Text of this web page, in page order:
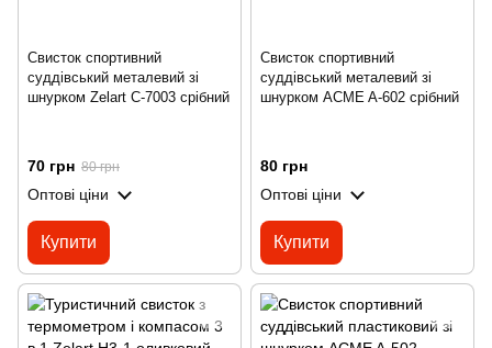
Свисток спортивний
суддівський металевий зі
шнурком Zelart C-7003 срібний
70 грн 80 грн
Оптові ціни
Купити
Свисток спортивний
суддівський металевий зі
шнурком ACME A-602 срібний
80 грн
Оптові ціни
Купити